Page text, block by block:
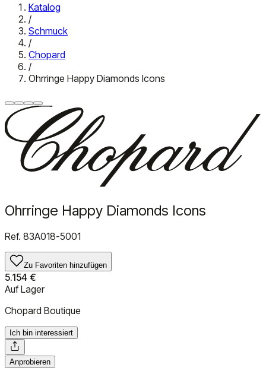
Katalog
/
Schmuck
/
Chopard
/
Ohrringe Happy Diamonds Icons
Ohrringe Happy Diamonds Icons
Ref. 83A018-5001
Zu Favoriten hinzufügen
5.154 €
Auf Lager
Chopard Boutique
Ich bin interessiert
Anprobieren